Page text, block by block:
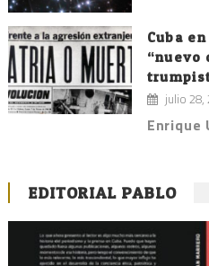
Cuba
“nuevo
julio 28,
Enrique
EDITORIAL PABLO